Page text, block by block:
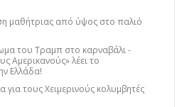
μαθήτριας από ύψος στο παλιό
του Τραμπ στο καρναβάλι -
Αμερικανούς» λέει το
Ελλάδα!
τους Χειμερινούς κολυμβητές